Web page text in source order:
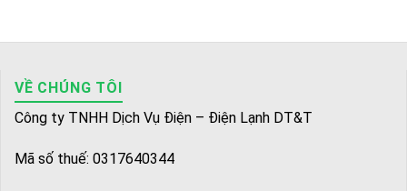
VỀ CHÚNG TÔI
Công ty TNHH Dịch Vụ Điện – Điện Lạnh DT&T
Mã số thuế: 0317640344